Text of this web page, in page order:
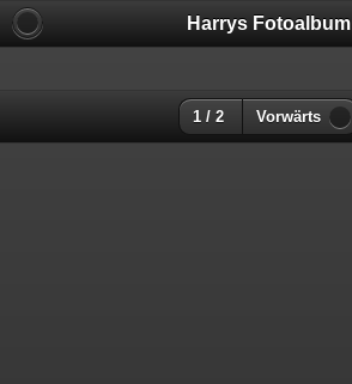
Harrys Fotoalbum
1 / 2 Vorwärts